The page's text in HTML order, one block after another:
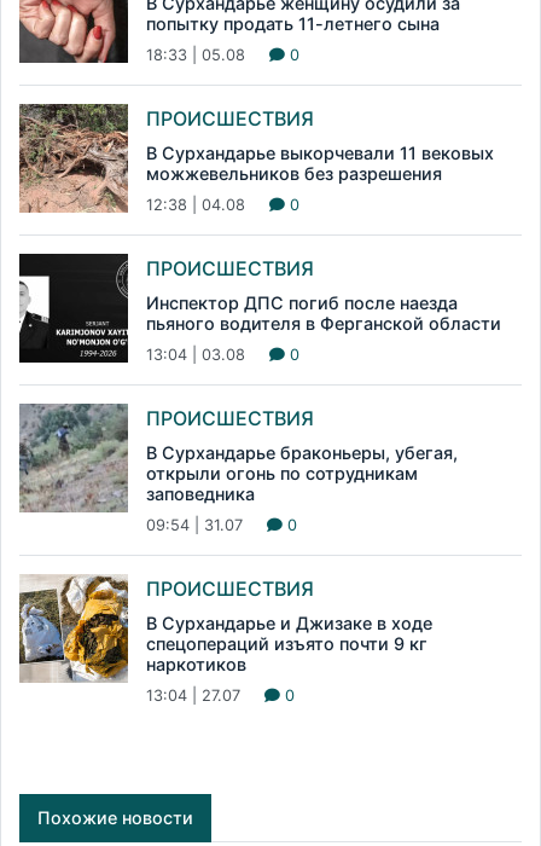
попытку продать 11-летнего сына
18:33 | 05.08 0
ПРОИСШЕСТВИЯ
В Сурхандарье выкорчевали 11 вековых
можжевельников без разрешения
12:38 | 04.08 0
ПРОИСШЕСТВИЯ
Инспектор ДПС погиб после наезда
пьяного водителя в Ферганской области
13:04 | 03.08 0
ПРОИСШЕСТВИЯ
В Сурхандарье браконьеры, убегая,
открыли огонь по сотрудникам
заповедника
09:54 | 31.07 0
ПРОИСШЕСТВИЯ
В Сурхандарье и Джизаке в ходе
спецопераций изъято почти 9 кг
наркотиков
13:04 | 27.07 0
Похожие новости